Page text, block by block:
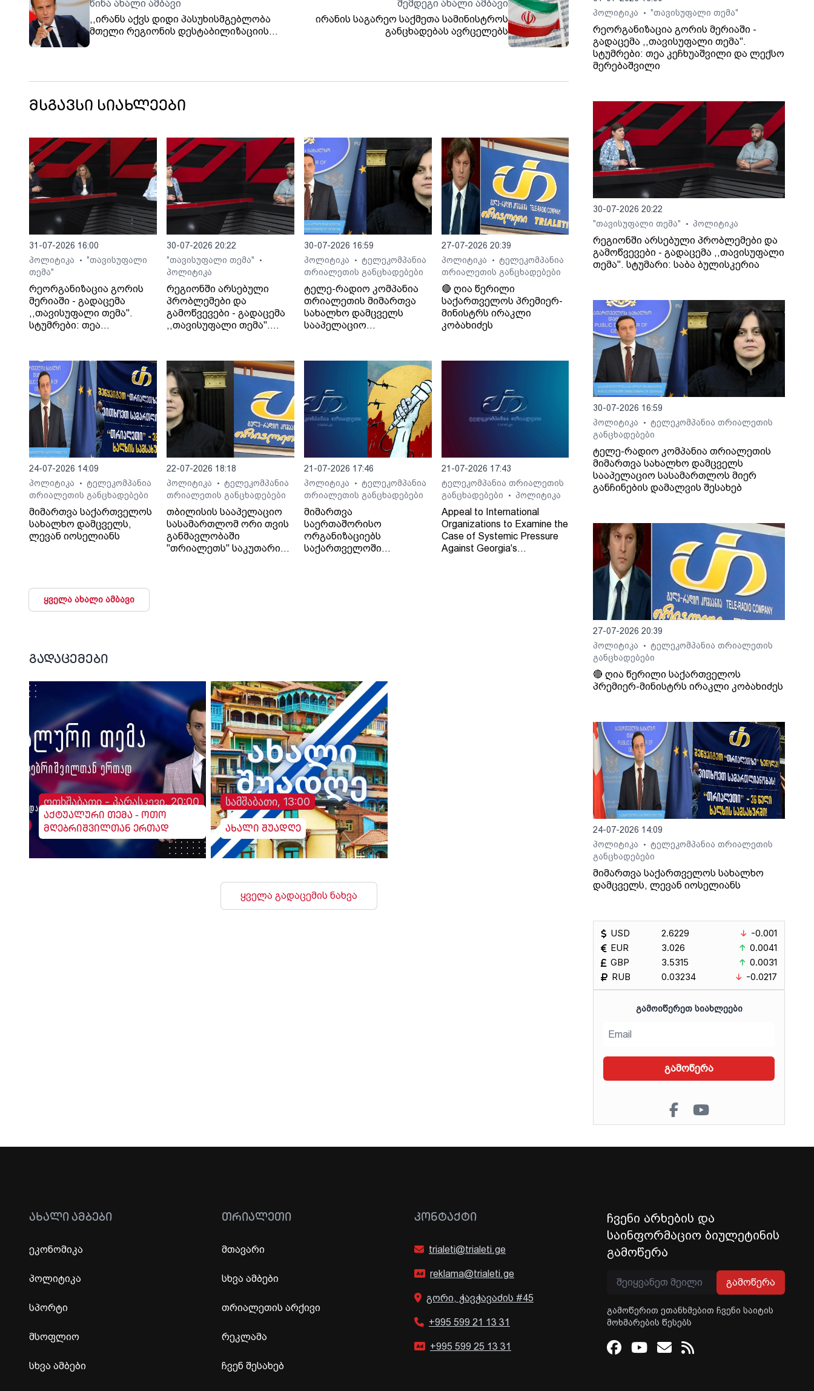
წინა ახალი ამბავი
,,ირანს აქვს დიდი პასუხისმგებლობა
მთელი რეგიონის დესტაბილიზაციის
შემდეგი ახალი ამბავი
ირანის საგარეო საქმეთა სამინისტროს
განცხადებას ავრცელებს
მსგავსი სიახლეები
31-07-2026 16:00
პოლიტიკა
• "თავისუფალი
თემა"
რეორგანიზაცია გორის
მერიაში - გადაცემა
,,თავისუფალი თემა".
სტუმრები: თეა
30-07-2026 20:22
"თავისუფალი თემა"
•
პოლიტიკა
რეგიონში არსებული
პრობლემები და
გამოწვევები - გადაცემა
,,თავისუფალი თემა".
30-07-2026 16:59
პოლიტიკა
• ტელეკომპანია
თრიალეთის განცხადებები
ტელე-რადიო კომპანია
თრიალეთის მიმართვა
სახალხო დამცველს
სააპელაციო
შესახებ
27-07-2026 20:39
პოლიტიკა
• ტელეკომპანია
თრიალეთის განცხადებები
🔴 ღია წერილი
საქართველოს პრემიერ-
მინისტრს ირაკლი
კობახიძეს
24-07-2026 14:09
პოლიტიკა
• ტელეკომპანია
თრიალეთის განცხადებები
მიმართვა საქართველოს
სახალხო დამცველს,
ლევან იოსელიანს
22-07-2026 18:18
პოლიტიკა
• ტელეკომპანია
თრიალეთის განცხადებები
თბილისის სააპელაციო
სასამართლომ ორი თვის
განმავლობაში
"თრიალეთს" საკუთარი
21-07-2026 17:46
პოლიტიკა
• ტელეკომპანია
თრიალეთის განცხადებები
მიმართვა
საერთაშორისო
ორგანიზაციებს
საქართველოში
21-07-2026 17:43
ტელეკომპანია თრიალეთის
განცხადებები
• პოლიტიკა
Appeal to International
Organizations to Examine the
Case of Systemic Pressure
Against Georgia's
ყველა ახალი ამბავი
გადაცემები
ოთხშაბათი - პარასკევი, 20:00
აქტუალური თემა - ოთო
მღებრიშვილთან ერთად
სამშაბათი, 13:00
ახალი შუადღე
ყველა გადაცემის ნახვა
პოლიტიკა
• "თავისუფალი თემა"
რეორგანიზაცია გორის მერიაში -
გადაცემა ,,თავისუფალი თემა".
სტუმრები: თეა კეჩხუაშვილი და ლექსო
მერებაშვილი
30-07-2026 20:22
"თავისუფალი თემა"
• პოლიტიკა
რეგიონში არსებული პრობლემები და
გამოწვევები - გადაცემა ,,თავისუფალი
თემა". სტუმარი: საბა ბულისკერია
30-07-2026 16:59
პოლიტიკა
•
ტელეკომპანია თრიალეთის
განცხადებები
ტელე-რადიო კომპანია თრიალეთის
მიმართვა სახალხო დამცველს
სააპელაციო სასამართლოს მიერ
განჩინების დამალვის შესახებ
27-07-2026 20:39
პოლიტიკა
•
ტელეკომპანია თრიალეთის
განცხადებები
🔴 ღია წერილი საქართველოს
პრემიერ-მინისტრს ირაკლი კობახიძეს
24-07-2026 14:09
პოლიტიკა
•
ტელეკომპანია თრიალეთის
განცხადებები
მიმართვა საქართველოს სახალხო
დამცველს, ლევან იოსელიანს
USD
EUR
GBP
RUB
2.6229
3.026
3.5315
0.03234
-0.001
0.0041
0.0031
-0.0217
ᲒᲐᲛᲝᲘᲬᲔᲠᲔᲗ ᲡᲘᲐᲮᲚᲔᲔᲑᲘ
გამოწერა
ᲐᲮᲐᲚᲘ ᲐᲛᲑᲔᲑᲘ
ეკონომიკა
პოლიტიკა
სპორტი
მსოფლიო
სხვა ამბები
ᲗᲠᲘᲐᲚᲔᲗᲘ
მთავარი
სხვა ამბები
თრიალეთის არქივი
რეკლამა
ჩვენ შესახებ
ᲙᲝᲜᲢᲐᲥᲢᲘ
trialeti@trialeti.ge
reklama@trialeti.ge
გორი, ჭავჭავაძის #45
+995 599 21 13 31
+995 599 25 13 31
ჩვენი არხების და
საინფორმაციო ბიულეტინის
გამოწერა
გამოწერა
გამოწერით ეთანხმებით ჩვენი საიტის
მოხმარების წესებს
Facebook
Youtube
Email
RSS